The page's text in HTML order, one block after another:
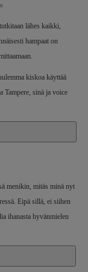
lähes kaikki,
hampaat on
kiskoa käyttää
Tampere, sinä ja voice
menikin, mitäs minä nyt
Eipä sillä, ei siihen
ihanasta hyvänmielen